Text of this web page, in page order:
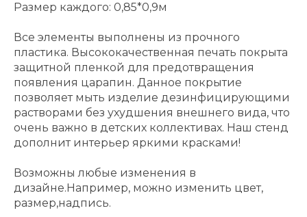
Размер каждого: 0,85*0,9м
Все элементы выполнены из прочного
пластика. Высококачественная печать покрыта
защитной пленкой для предотвращения
появления царапин. Данное покрытие
позволяет мыть изделие дезинфицирующими
растворами без ухудшения внешнего вида, что
очень важно в детских коллективах. Наш стенд
дополнит интерьер яркими красками!
Возможны любые изменения в
дизайне.Например, можно изменить цвет,
размер,надпись.